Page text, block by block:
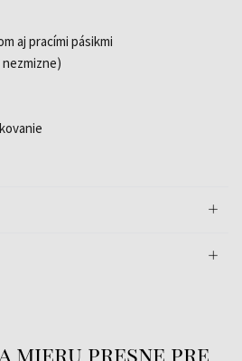
aj pracími pásikmi
mieru presne pre